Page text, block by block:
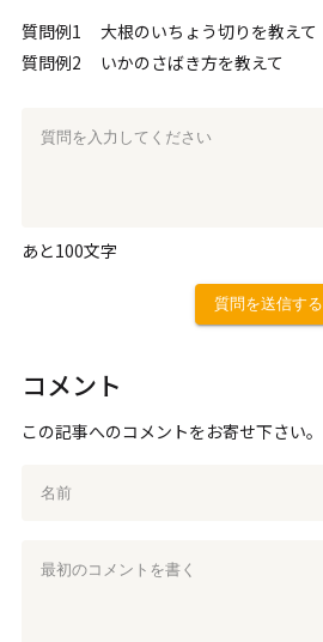
質問例1
大根のいちょう切りを教えて
質問例2
いかのさばき方を教えて
あと100文字
質問を送信する
コメント
この記事へのコメントをお寄せ下さい。